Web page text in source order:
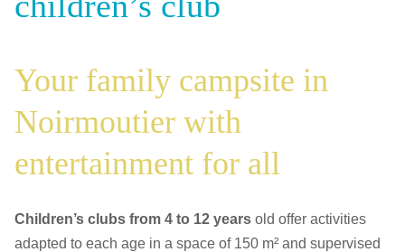
Your family campsite in
Noirmoutier with
entertainment for all
Children’s clubs from 4 to 12 years old offer activities
adapted to each age in a space of 150 m² and supervised